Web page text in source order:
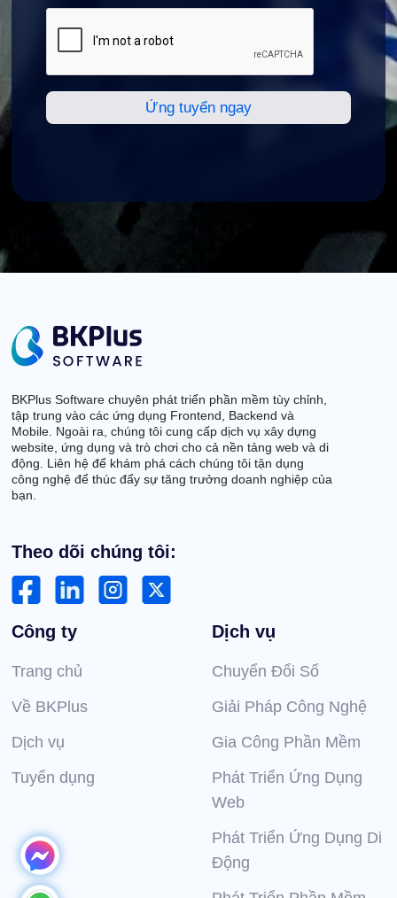
BKPlus Software chuyên phát triển phần mềm tùy chỉnh,
tập trung vào các ứng dụng Frontend, Backend và
Mobile. Ngoài ra, chúng tôi cung cấp dịch vụ xây dựng
website, ứng dụng và trò chơi cho cả nền tảng web và di
động. Liên hệ để khám phá cách chúng tôi tận dụng
công nghệ để thúc đẩy sự tăng trưởng doanh nghiệp của
bạn.
Theo dõi chúng tôi:
Công ty
Trang chủ
Về BKPlus
Dịch vụ
Tuyển dụng
Dịch vụ
Chuyển Đổi Số
Giải Pháp Công Nghệ
Gia Công Phần Mềm
Phát Triển Ứng Dụng
Web
Phát Triển Ứng Dụng Di
Động